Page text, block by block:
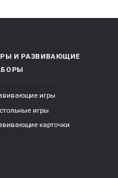
И РАЗВИВАЮЩИЕ
игры
игры
карточки